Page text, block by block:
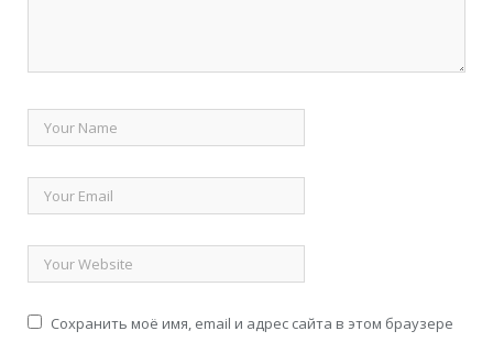
Сохранить моё имя, email и адрес сайта в этом браузере